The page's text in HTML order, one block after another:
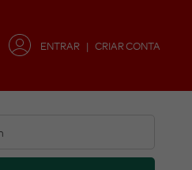
ENTRAR CRIAR CONTA